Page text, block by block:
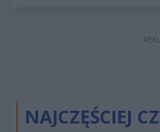
NAJCZĘŚCIEJ